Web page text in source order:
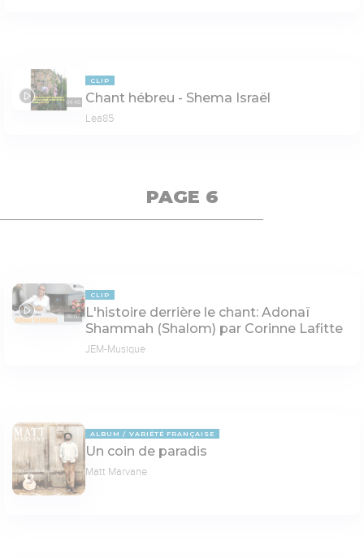
04:46
CLIP
Chant hébreu - Shema Israël
Lea85
PAGE 6
06:07
CLIP
L'histoire derrière le chant: Adonaï
Shammah (Shalom) par Corinne Lafitte
JEM-Musique
ALBUM VARIÉTÉ FRANÇAISE
Un coin de paradis
Matt Marvane